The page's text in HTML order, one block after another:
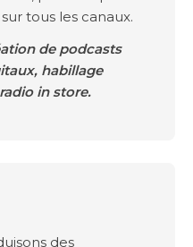
tous les canaux.
de podcasts
habillage
in store.
des